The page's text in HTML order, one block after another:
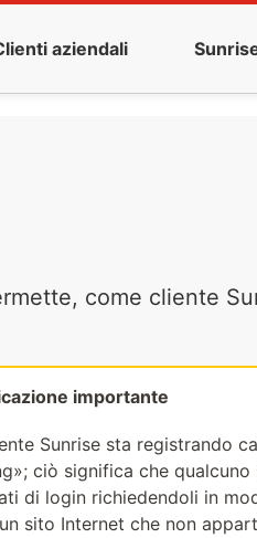
aziendali
come cliente
importante
Sunrise sta registrando
ciò significa che
di login richiedendoli in
sito Internet che non